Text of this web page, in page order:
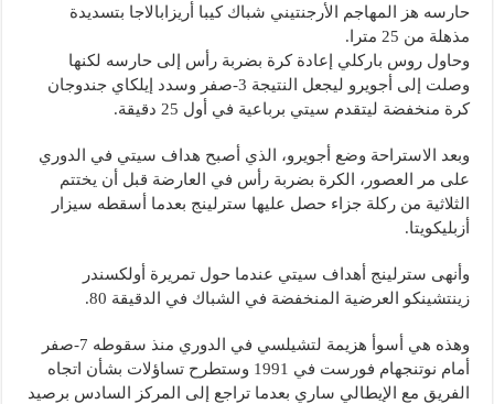
حارسه هز المهاجم الأرجنتيني شباك كيبا أريزابالاجا بتسديدة
مذهلة من 25 مترا.
وحاول روس باركلي إعادة كرة بضربة رأس إلى حارسه لكنها
وصلت إلى أجويرو ليجعل النتيجة 3-صفر وسدد إيلكاي جندوجان
كرة منخفضة ليتقدم سيتي برباعية في أول 25 دقيقة.
وبعد الاستراحة وضع أجويرو، الذي أصبح هداف سيتي في الدوري
على مر العصور، الكرة بضربة رأس في العارضة قبل أن يختتم
الثلاثية من ركلة جزاء حصل عليها سترلينج بعدما أسقطه سيزار
أزبليكويتا.
وأنهى سترلينج أهداف سيتي عندما حول تمريرة أولكسندر
زينتشينكو العرضية المنخفضة في الشباك في الدقيقة 80.
وهذه هي أسوأ هزيمة لتشيلسي في الدوري منذ سقوطه 7-صفر
أمام نوتنجهام فورست في 1991 وستطرح تساؤلات بشأن اتجاه
الفريق مع الإيطالي ساري بعدما تراجع إلى المركز السادس برصيد